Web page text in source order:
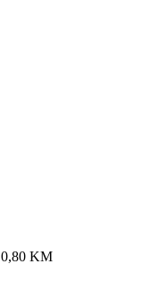
0,80 KM